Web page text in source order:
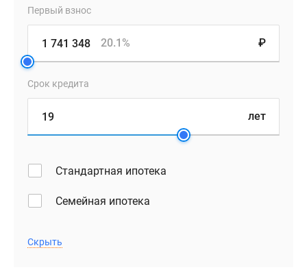
Первый взнос
₽
20.1%
Срок кредита
лет
Стандартная ипотека
Семейная ипотека
Скрыть